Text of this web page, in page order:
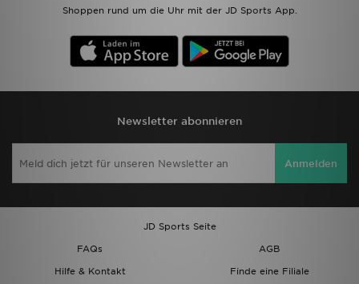
Shoppen rund um die Uhr mit der JD Sports App.
Newsletter abonnieren
Anmelden
JD Sports Seite
FAQs
AGB
Hilfe & Kontakt
Finde eine Filiale